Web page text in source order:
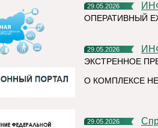
29.05.2026
ОПЕРАТИВНЫЙ
29.05.2026
ЭКСТРЕННОЕ
О КОМПЛЕКСЕ
29.05.2026